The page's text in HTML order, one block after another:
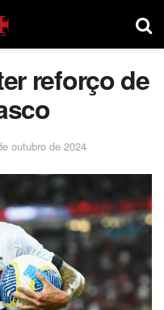
reforço de
outubro de 2024